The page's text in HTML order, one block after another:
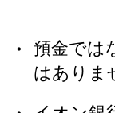
預金では
はありま